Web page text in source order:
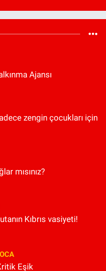
Ajansı
zengin çocukları için
mısınız?
Kıbrıs vasiyeti!
Eşik